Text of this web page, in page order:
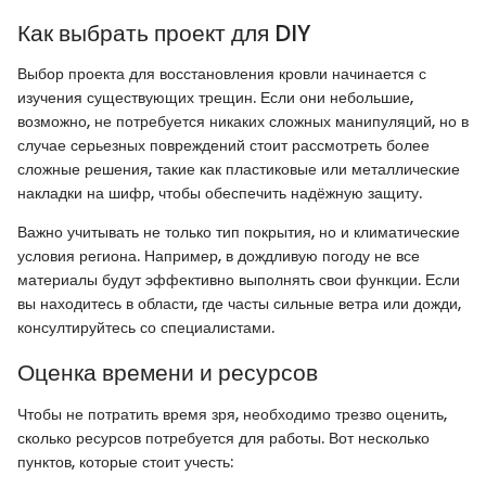
Как выбрать проект для DIY
Выбор проекта для восстановления кровли начинается с
изучения существующих трещин. Если они небольшие,
возможно, не потребуется никаких сложных манипуляций, но в
случае серьезных повреждений стоит рассмотреть более
сложные решения, такие как пластиковые или металлические
накладки на шифр, чтобы обеспечить надёжную защиту.
Важно учитывать не только тип покрытия, но и климатические
условия региона. Например, в дождливую погоду не все
материалы будут эффективно выполнять свои функции. Если
вы находитесь в области, где часты сильные ветра или дожди,
консултируйтесь со специалистами.
Оценка времени и ресурсов
Чтобы не потратить время зря, необходимо трезво оценить,
сколько ресурсов потребуется для работы. Вот несколько
пунктов, которые стоит учесть: